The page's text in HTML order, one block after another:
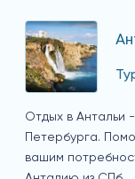
Отдых в Антальи
Петербурга.
вашим